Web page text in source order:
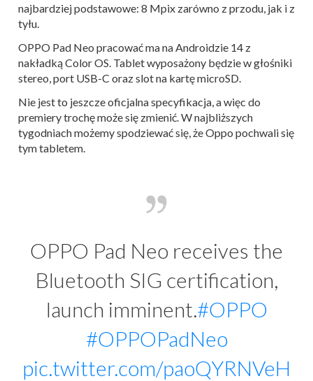
najbardziej podstawowe: 8 Mpix zarówno z przodu, jak i z
tyłu.
OPPO Pad Neo pracować ma na Androidzie 14 z
nakładką Color OS. Tablet wyposażony będzie w głośniki
stereo, port USB-C oraz slot na kartę microSD.
Nie jest to jeszcze oficjalna specyfikacja, a więc do
premiery trochę może się zmienić. W najbliższych
tygodniach możemy spodziewać się, że Oppo pochwali się
tym tabletem.
OPPO Pad Neo receives the
Bluetooth SIG certification,
launch imminent.#OPPO
#OPPOPadNeo
pic.twitter.com/paoQYRNVeH